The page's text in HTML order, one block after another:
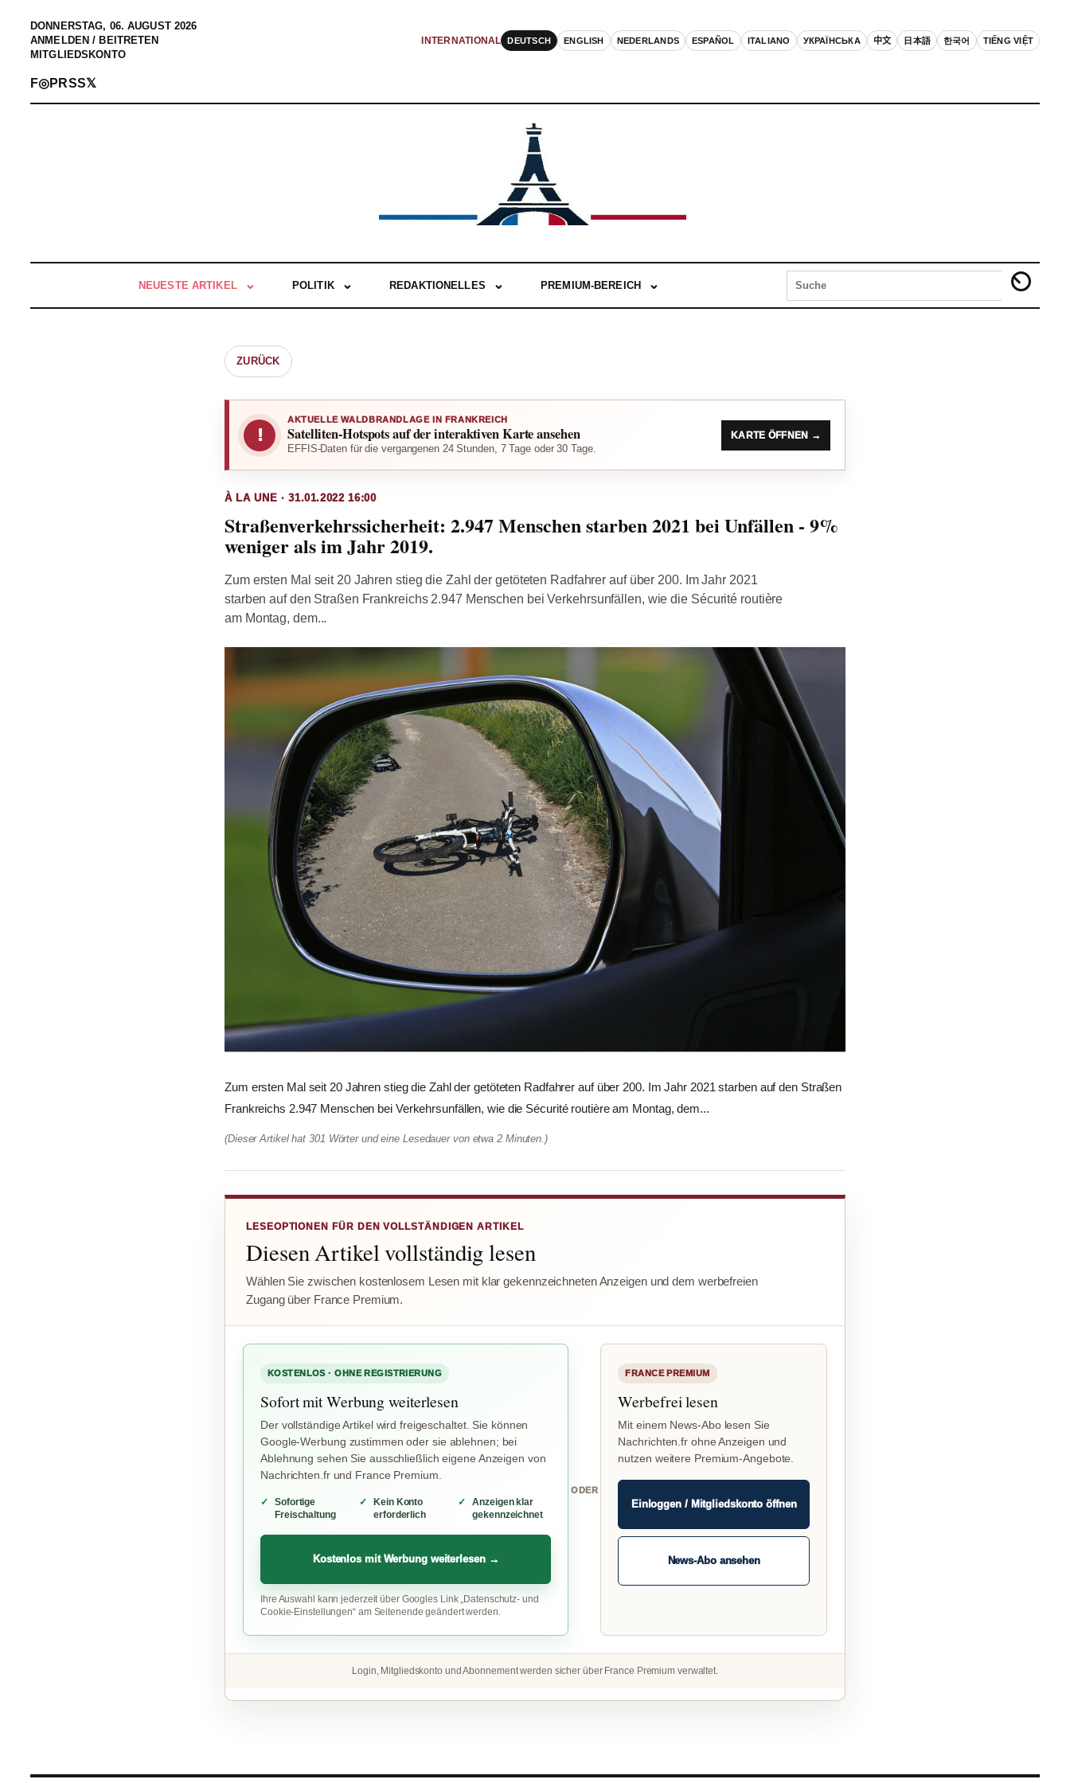
DONNERSTAG, 06. AUGUST 2026
ANMELDEN / BEITRETEN
MITGLIEDSKONTO
INTERNATIONAL DEUTSCH ENGLISH NEDERLANDS ESPAÑOL ITALIANO УКРАЇНСЬКА 中文 日本語 한국어 TIẾNG VIỆT
F◎PRSS𝕏
NEUESTE ARTIKEL POLITIK REDAKTIONELLES PREMIUM-BEREICH
ZURÜCK
!
AKTUELLE WALDBRANDLAGE IN FRANKREICH
Satelliten-Hotspots auf der interaktiven Karte ansehen
EFFIS-Daten für die vergangenen 24 Stunden, 7 Tage oder 30 Tage.
KARTE ÖFFNEN →
À LA UNE · 31.01.2022 16:00
Straßenverkehrssicherheit: 2.947 Menschen starben 2021 bei Unfällen - 9%
weniger als im Jahr 2019.
Zum ersten Mal seit 20 Jahren stieg die Zahl der getöteten Radfahrer auf über 200. Im Jahr 2021
starben auf den Straßen Frankreichs 2.947 Menschen bei Verkehrsunfällen, wie die Sécurité routière
am Montag, dem...
Zum ersten Mal seit 20 Jahren stieg die Zahl der getöteten Radfahrer auf über 200. Im Jahr 2021 starben auf den Straßen
Frankreichs 2.947 Menschen bei Verkehrsunfällen, wie die Sécurité routière am Montag, dem...
(Dieser Artikel hat 301 Wörter und eine Lesedauer von etwa 2 Minuten.)
LESEOPTIONEN FÜR DEN VOLLSTÄNDIGEN ARTIKEL
Diesen Artikel vollständig lesen
Wählen Sie zwischen kostenlosem Lesen mit klar gekennzeichneten Anzeigen und dem werbefreien
Zugang über France Premium.
KOSTENLOS · OHNE REGISTRIERUNG
Sofort mit Werbung weiterlesen
Der vollständige Artikel wird freigeschaltet. Sie können
Google-Werbung zustimmen oder sie ablehnen; bei
Ablehnung sehen Sie ausschließlich eigene Anzeigen von
Nachrichten.fr und France Premium.
Sofortige
Freischaltung
Kein Konto
erforderlich
Anzeigen klar
gekennzeichnet
Kostenlos mit Werbung weiterlesen →
Ihre Auswahl kann jederzeit über Googles Link „Datenschutz- und
Cookie-Einstellungen“ am Seitenende geändert werden.
ODER
FRANCE PREMIUM
Werbefrei lesen
Mit einem News-Abo lesen Sie
Nachrichten.fr ohne Anzeigen und
nutzen weitere Premium-Angebote.
Einloggen / Mitgliedskonto öffnen
News-Abo ansehen
Login, Mitgliedskonto und Abonnement werden sicher über France Premium verwaltet.